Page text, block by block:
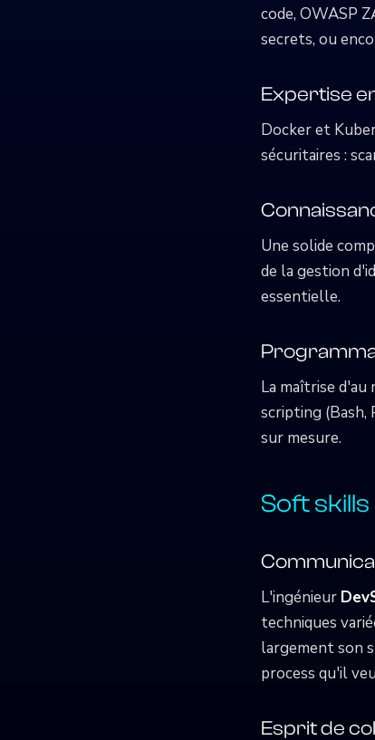
code, OWASP
secrets, ou
Expertise
Docker et
sécuritaires :
Une solide
de la gestion
essentielle.
La maîtrise d'au
scripting
sur mesure.
Soft
L'ingénieur
techniques
largement son
process qu'il
Esprit de